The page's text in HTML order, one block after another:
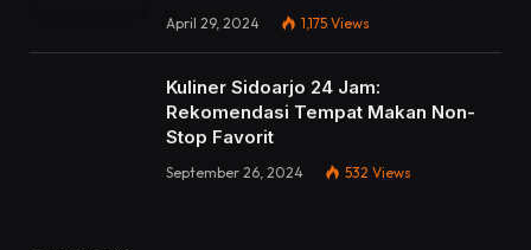
April 29, 2024 1,175 Views
Kuliner Sidoarjo 24 Jam:
Rekomendasi Tempat Makan Non-
Stop Favorit
September 26, 2024 532 Views